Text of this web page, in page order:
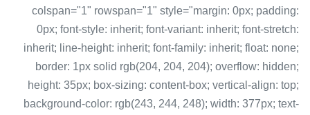
colspan="1" rowspan="1" style="margin: 0px; padding:
0px; font-style: inherit; font-variant: inherit; font-stretch:
inherit; line-height: inherit; font-family: inherit; float: none;
border: 1px solid rgb(204, 204, 204); overflow: hidden;
height: 35px; box-sizing: content-box; vertical-align: top;
background-color: rgb(243, 244, 248); width: 377px; text-